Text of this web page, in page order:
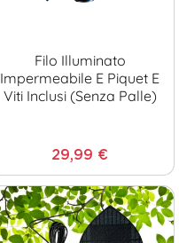
Filo Illuminato
Impermeabile E Piquet E
Viti Inclusi (senza Palle)
29,99 €